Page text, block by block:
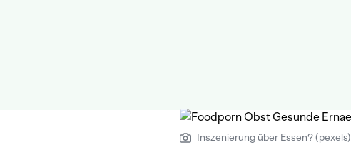
Inszenierung über Essen? (pexels)